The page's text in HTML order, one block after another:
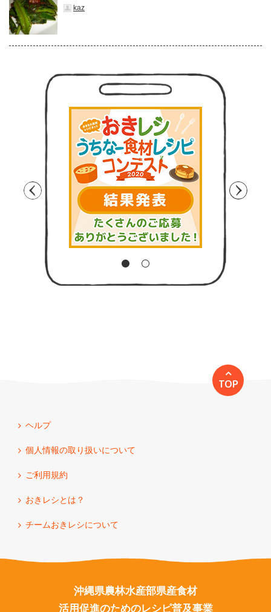
kaz
TOP
ヘルプ
個人情報の取り扱いについて
ご利用規約
おきレシとは？
チームおきレシについて
沖縄県農林水産部県産食材
活用促進のためのレシピ普及事業